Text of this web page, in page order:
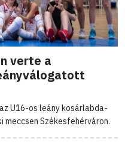
verte a
U16-os leány kosárlabda-
Székesfehérváron.